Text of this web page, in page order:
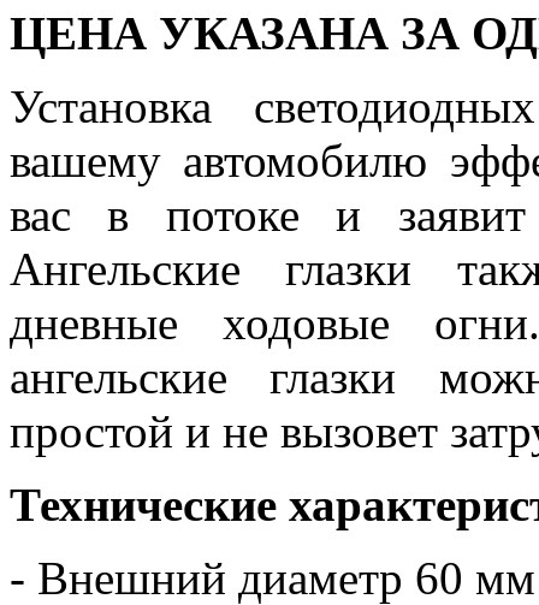
ЦЕНА УКАЗАНА ЗА
Установка
вашему автомобилю
вас в потоке и
Ангельские глазки
дневные ходовые
ангельские глазки
простой и не вызовет
Технические
- Внешний диаметр 60 мм